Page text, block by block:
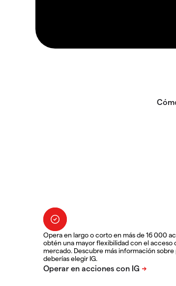
Opera en largo o corto en más de 16 000
obtén una mayor flexibilidad con el acceso
mercado. Descubre más información sobre
deberías elegir IG.